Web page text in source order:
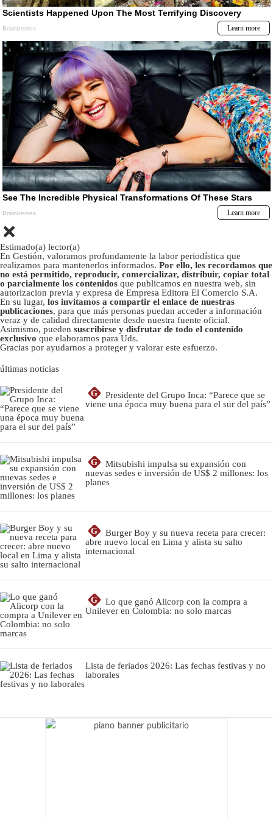
Estimado(a) lector(a)
En Gestión, valoramos profundamente la labor periodística que
realizamos para mantenerlos informados. Por ello, les recordamos que
no está permitido, reproducir, comercializar, distribuir, copiar total
o parcialmente los contenidos que publicamos en nuestra web, sin
autorizacion previa y expresa de Empresa Editora El Comercio S.A.
En su lugar, los invitamos a compartir el enlace de nuestras
publicaciones, para que más personas puedan acceder a información
veraz y de calidad directamente desde nuestra fuente oficial.
Asimismo, pueden suscribirse y disfrutar de todo el contenido
exclusivo que elaboramos para Uds.
Gracias por ayudarnos a proteger y valorar este esfuerzo.
últimas noticias
G
Presidente del Grupo Inca: “Parece que se
viene una época muy buena para el sur del país”
G
Mitsubishi impulsa su expansión con
nuevas sedes e inversión de US$ 2 millones: los
planes
G
Burger Boy y su nueva receta para crecer:
abre nuevo local en Lima y alista su salto
internacional
G
Lo que ganó Alicorp con la compra a
Unilever en Colombia: no solo marcas
Lista de feriados 2026: Las fechas festivas y no
laborales